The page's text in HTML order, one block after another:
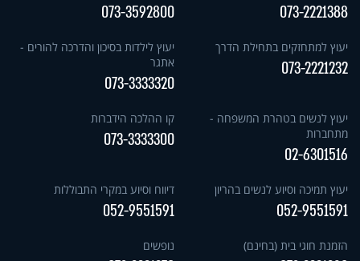
073-2221388
073-3592800
יעוץ למתחזקים בתחילת הדרך
073-2221232
יעוץ לילדות בסיכון והדרכה להורים -
אתגר
073-3333320
יעוץ לנשים בטהרת המשפחה -
מתחברות
02-6301516
קו ההלכה הידברות
073-3333300
יעוץ תמיכה וסיוע לנשים בהריון
052-9551591
דיווח וסיוע במקרי התבוללות
052-9551591
הזמנת חוגי בית (בחינם) נופשים